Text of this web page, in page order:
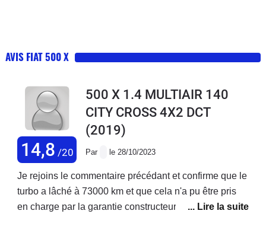
AVIS FIAT 500 X
14,8 /20
500 X 1.4 MULTIAIR 140
CITY CROSS 4X2 DCT
(2019)
Par le 28/10/2023
Je rejoins le commentaire précédant et confirme que le
turbo a lâché à 73000 km et que cela n'a pu être pris
en charge par la garantie constructeur ! Je précise que